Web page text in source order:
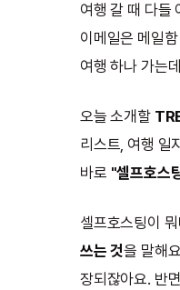
여행 갈 때 다들
이메일은 메일
여행 하나 가는
오늘 소개할
리스트, 여행 일
바로 "셀프호
셀프호스팅이
쓰는 것을 말해
장되잖아요. 반